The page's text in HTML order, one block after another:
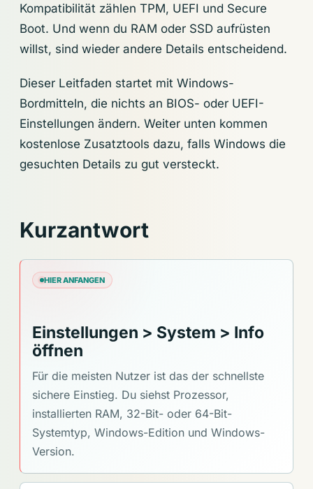
Kompatibilität zählen TPM, UEFI und Secure
Boot. Und wenn du RAM oder SSD aufrüsten
willst, sind wieder andere Details entscheidend.
Dieser Leitfaden startet mit Windows-
Bordmitteln, die nichts an BIOS- oder UEFI-
Einstellungen ändern. Weiter unten kommen
kostenlose Zusatztools dazu, falls Windows die
gesuchten Details zu gut versteckt.
Kurzantwort
HIER ANFANGEN
Einstellungen > System > Info
öffnen
Für die meisten Nutzer ist das der schnellste
sichere Einstieg. Du siehst Prozessor,
installierten RAM, 32-Bit- oder 64-Bit-
Systemtyp, Windows-Edition und Windows-
Version.